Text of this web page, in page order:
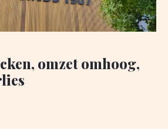
omzet omhoog,